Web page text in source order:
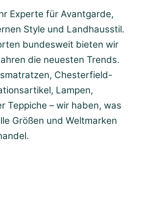
Experte für Avantgarde,
Style und Landhausstil.
bundesweit bieten wir
die neuesten Trends.
Chesterfield-
Lampen,
Teppiche – wir haben, was
Größen und Weltmarken